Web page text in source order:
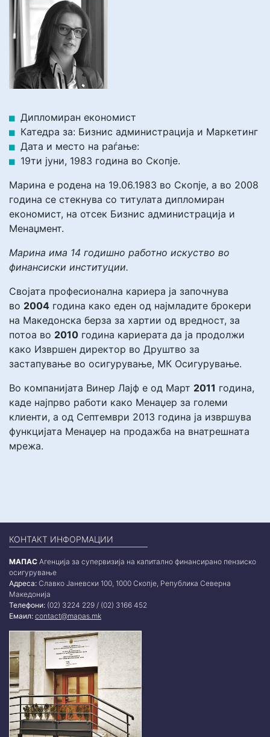
Дипломиран економист
Катедра за: Бизнис администрација и Маркетинг
Дата и место на раѓање:
19ти јуни, 1983 година во Скопје.
Марина е родена на 19.06.1983 во Скопје, а во 2008
година се стекнува со титулата дипломиран
економист, на отсек Бизнис администрација и
Менаџмент.
Марина има 14 годишно работно искуство во
финансиски институции.
Својата професионална кариера ја започнува
во 2004 година како еден од најмладите брокери
на Македонска берза за хартии од вредност, за
потоа во 2010 година кариерата да ја продолжи
како Извршен директор во Друштво за
застапување во осигурување, МК Осигурување.
Во компанијата Винер Лајф е од Март 2011 година,
каде најпрво работи како Менаџер за големи
клиенти, а од Септември 2013 година ја извршува
функцијата Менаџер на продажба на внатрешната
мрежа.
КОНТАКТ ИНФОРМАЦИИ
МАПАС Агенција за супервизија на капитално финансирано пензиско
осигурување
Адреса: Славко Јаневски 100, 1000 Скопје, Република Северна
Македонија
Телефони: (02) 3224 229 / (02) 3166 452
Емаил: contact@mapas.mk